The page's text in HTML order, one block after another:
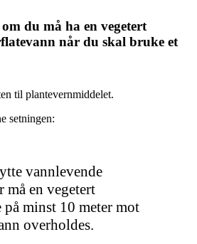
du må ha en vegetert
når du skal bruke et
til plantevernmiddelet.
setningen:
vannlevende
må en vegetert
på minst 10 meter mot
overholdes.